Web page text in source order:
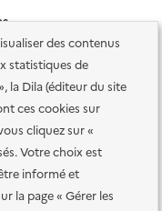
des contenus
statistiques de
la Dila (éditeur du site
ces cookies sur
cliquez sur «
Votre choix est
informé et
la page « Gérer les
Accessibilité des
et sécurité
cookies